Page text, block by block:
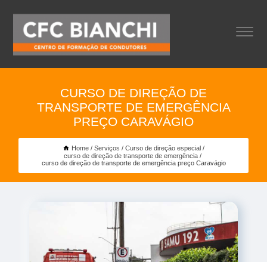
CURSO DE DIREÇÃO DE
TRANSPORTE DE EMERGÊNCIA
PREÇO CARAVÁGIO
Home Serviços
Curso de direção especial
curso de direção de transporte de emergência
curso de direção de transporte de emergência preço Caravágio